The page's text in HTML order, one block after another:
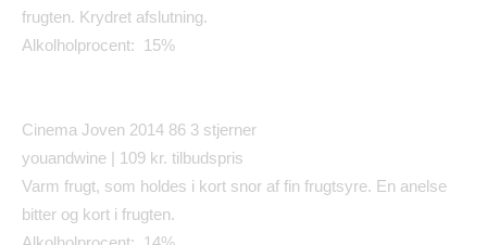
frugten. Krydret afslutning.
Alkolholprocent: 15%
Cinema Joven 2014 86 3 stjerner
youandwine | 109 kr. tilbudspris
Varm frugt, som holdes i kort snor af fin frugtsyre. En anelse
bitter og kort i frugten.